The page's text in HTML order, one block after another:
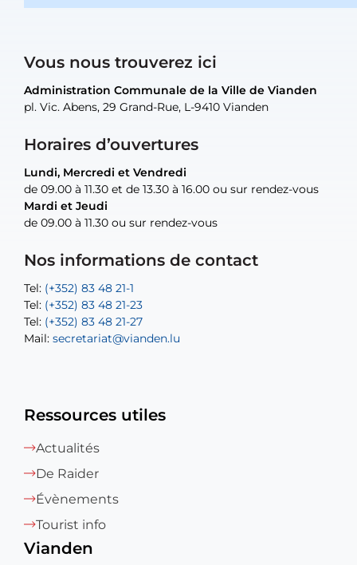
Vous nous trouverez ici
Administration Communale de la Ville de Vianden
pl. Vic. Abens, 29 Grand-Rue, L-9410 Vianden
Horaires d’ouvertures
Lundi, Mercredi et Vendredi
de 09.00 à 11.30 et de 13.30 à 16.00 ou sur rendez-vous
Mardi et Jeudi
de 09.00 à 11.30 ou sur rendez-vous
Nos informations de contact
Tel: (+352) 83 48 21-1
Tel: (+352) 83 48 21-23
Tel: (+352) 83 48 21-27
Mail: secretariat@vianden.lu
Administration Communale de la Ville de Vianden
pl. Vic. Abens, 29 Grand-Rue, L-9410 Vianden
Lundi, Mercredi et Vendredi
de 09.00 à 11.30 et de 13.30 à 16.00 ou sur rendez-vous
Mardi et Jeudi
de 09.00 à 11.30 ou sur rendez-vous
Tel: (+352) 83 48 21-20
Tel: (+352) 83 48 21-22
Mail:sofia.carvalho@vianden.lu
Mail: diane.storn@vianden.lu
Administration Communale de la Ville de Vianden
pl. Vic. Abens, 29 Grand-Rue, L-9410 Vianden
uniquement sur rendez-vous
Mail:recette@vianden.lu
Administration Communale de la Ville de Vianden
pl. Vic. Abens, 29 Grand-Rue, L-9410 Vianden
uniquement sur rendez-vous
Tel:(+352) 83 48 21-31
Atelier Communal de la Ville de Vianden
30, rue Neugarten, L-9422 Vianden
uniquement sur rendez-vous
Tel:Permanence (Fuite d’eau) : 83 48 21 61
Ressources utiles
Actualités
De Raider
Évènements
Tourist info
Vianden